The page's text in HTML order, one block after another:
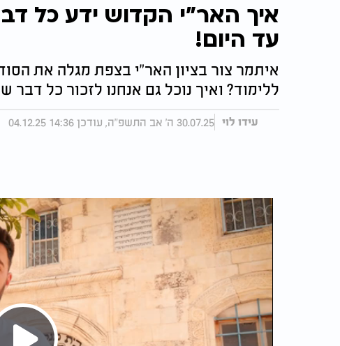
איך האר"י הקדוש ידע כל
עד היום!
איתמר צור בציון האר"י בצפת מגלה את
ללימוד? ואיך נוכל גם אנחנו לזכור כל דבר שנלמד? | פרק 6
עידו לוי 30.07.25 ה' אב התשפ"ה, עודכן 14:36 04.12.25